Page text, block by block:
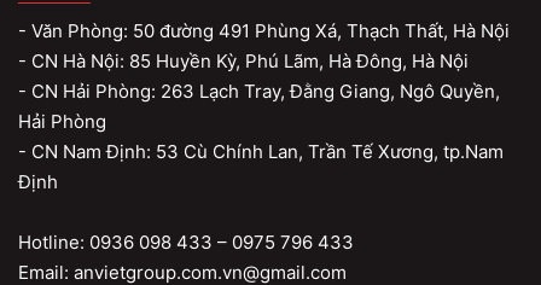
- Văn Phòng: 50 đường 491 Phùng Xá, Thạch Thất, Hà Nội
- CN Hà Nội: 85 Huyền Kỳ, Phú Lãm, Hà Đông, Hà Nội
- CN Hải Phòng: 263 Lạch Tray, Đằng Giang, Ngô Quyền,
Hải Phòng
- CN Nam Định: 53 Cù Chính Lan, Trần Tế Xương, tp.Nam
Định
Hotline: 0936 098 433 – 0975 796 433
Email: anvietgroup.com.vn@gmail.com